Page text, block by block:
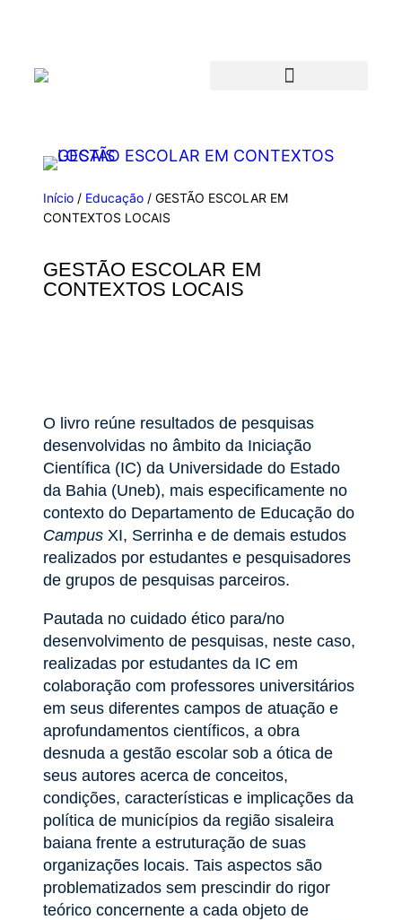
Início / Educação / GESTÃO ESCOLAR EM
CONTEXTOS LOCAIS
GESTÃO ESCOLAR EM
CONTEXTOS LOCAIS
O livro reúne resultados de pesquisas
desenvolvidas no âmbito da Iniciação
Científica (IC) da Universidade do Estado
da Bahia (Uneb), mais especificamente no
contexto do Departamento de Educação do
Campus XI, Serrinha e de demais estudos
realizados por estudantes e pesquisadores
de grupos de pesquisas parceiros.
Pautada no cuidado ético para/no
desenvolvimento de pesquisas, neste caso,
realizadas por estudantes da IC em
colaboração com professores universitários
em seus diferentes campos de atuação e
aprofundamentos científicos, a obra
desnuda a gestão escolar sob a ótica de
seus autores acerca de conceitos,
condições, características e implicações da
política de municípios da região sisaleira
baiana frente a estruturação de suas
organizações locais. Tais aspectos são
problematizados sem prescindir do rigor
teórico concernente a cada objeto de